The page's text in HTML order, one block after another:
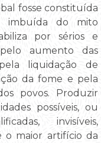
fosse constituída
imbuída do mito
por sérios e
pelo aumento das
liquidação de
da fome e pela
povos. Produzir
possíveis, ou
invisíveis,
o maior artifício da